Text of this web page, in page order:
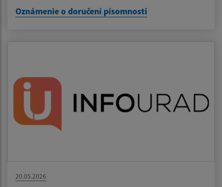
Oznámenie o doručení písomnosti
20.05.2026